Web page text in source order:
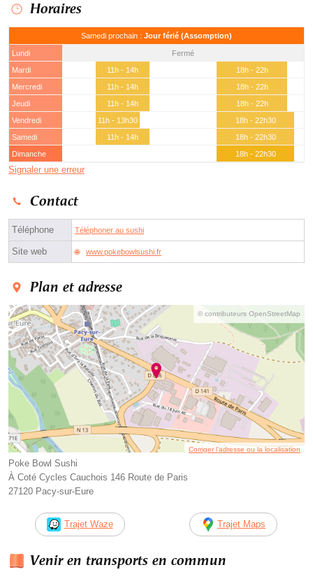
Horaires
Samedi prochain : Jour férié (Assomption)
Lundi
Fermé
Mardi
11h - 14h
18h - 22h
Mercredi
11h - 14h
18h - 22h
Jeudi
11h - 14h
18h - 22h
Vendredi
11h - 13h30
18h - 22h30
Samedi
11h - 14h
18h - 22h30
Dimanche
18h - 22h30
Signaler une erreur
Contact
Téléphone Téléphoner au sushi
Site web www.pokebowlsushi.fr
Plan et adresse
© contributeurs OpenStreetMap
Corriger l’adresse ou la localisation
Poke Bowl Sushi
À Coté Cycles Cauchois 146 Route de Paris
27120 Pacy-sur-Eure
Trajet Waze Trajet Maps
Venir en transports en commun